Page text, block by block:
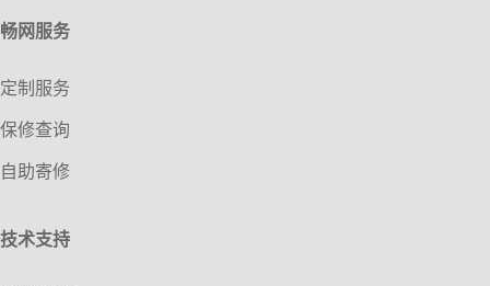
畅网服务
定制服务
保修查询
自助寄修
技术支持